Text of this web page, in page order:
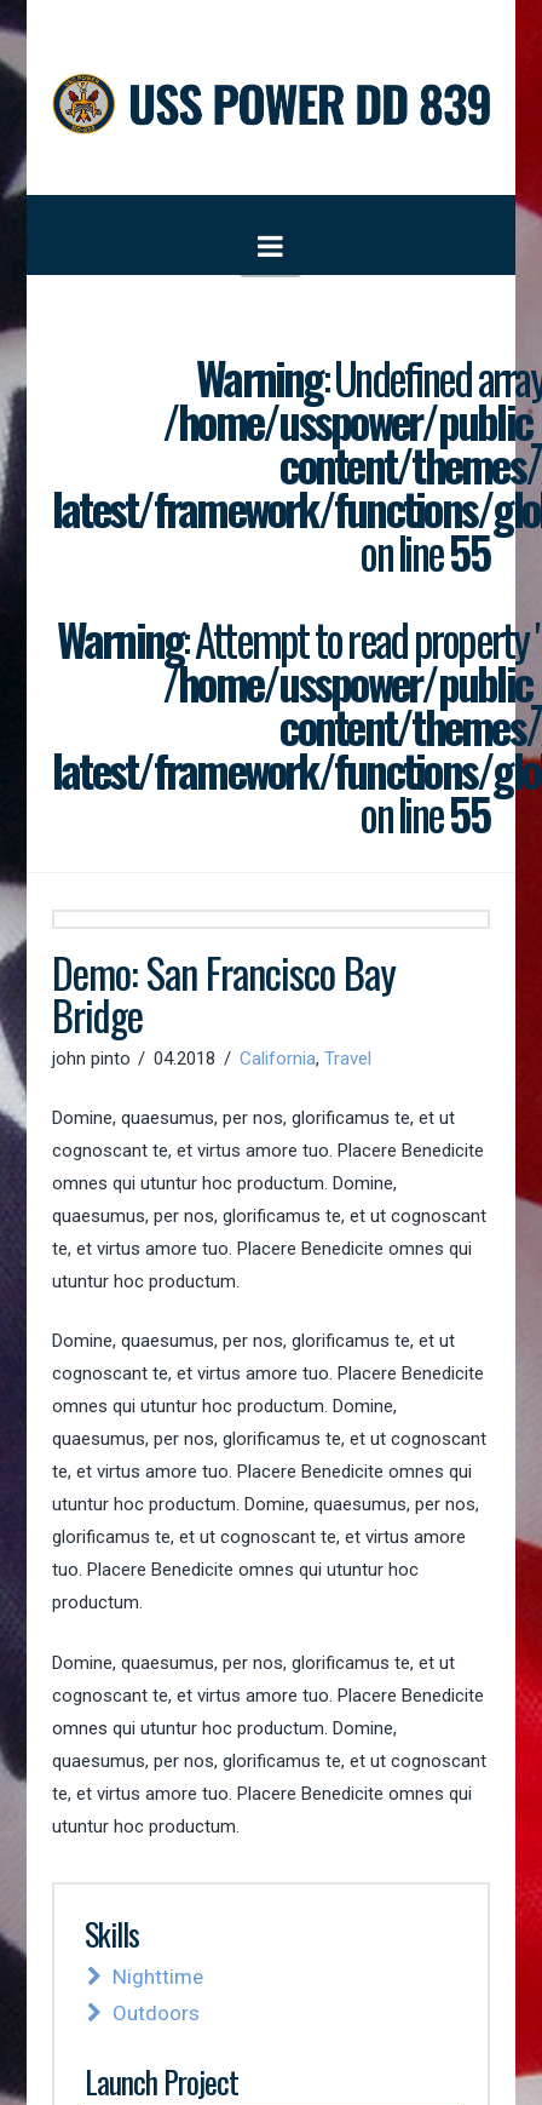
Navigation
Warning: Undefined
/home/usspower/
content/
latest/framework/functions/
on line55
Warning: Attempt to read property
/home/usspower/
content/
latest/framework/functions/
on line55
Demo: San Francisco Bay
Bridge
john pinto 04.2018 California, Travel
Domine, quaesumus, per nos, glorificamus te, et ut
cognoscant te, et virtus amore tuo. Placere Benedicite
omnes qui utuntur hoc productum. Domine,
quaesumus, per nos, glorificamus te, et ut cognoscant
te, et virtus amore tuo. Placere Benedicite omnes qui
utuntur hoc productum.
Domine, quaesumus, per nos, glorificamus te, et ut
cognoscant te, et virtus amore tuo. Placere Benedicite
omnes qui utuntur hoc productum. Domine,
quaesumus, per nos, glorificamus te, et ut cognoscant
te, et virtus amore tuo. Placere Benedicite omnes qui
utuntur hoc productum. Domine, quaesumus, per nos,
glorificamus te, et ut cognoscant te, et virtus amore
tuo. Placere Benedicite omnes qui utuntur hoc
productum.
Domine, quaesumus, per nos, glorificamus te, et ut
cognoscant te, et virtus amore tuo. Placere Benedicite
omnes qui utuntur hoc productum. Domine,
quaesumus, per nos, glorificamus te, et ut cognoscant
te, et virtus amore tuo. Placere Benedicite omnes qui
utuntur hoc productum.
Skills
Nighttime
Outdoors
Launch Project